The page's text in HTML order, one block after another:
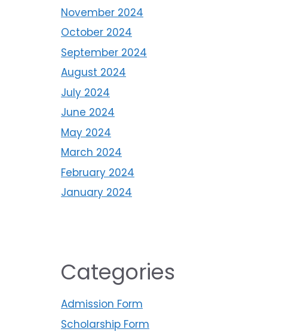
November 2024
October 2024
September 2024
August 2024
July 2024
June 2024
May 2024
March 2024
February 2024
January 2024
Categories
Admission Form
Scholarship Form